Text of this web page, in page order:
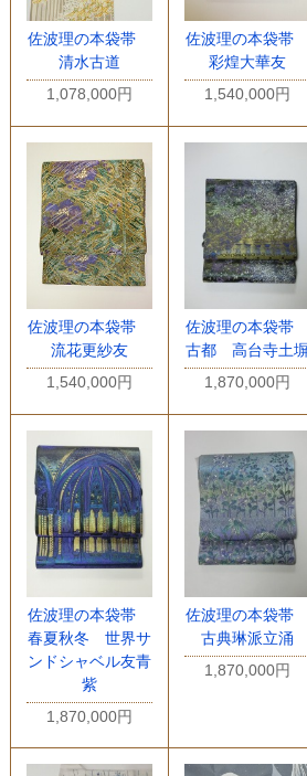
佐波理の本袋帯
清水古道
1,078,000円
佐波理の本袋帯
彩煌大華友
1,540,000円
佐波理の本袋帯
流花更紗友
1,540,000円
佐波理の本袋帯
古都 高台寺土
1,870,000円
佐波理の本袋帯
春夏秋冬 世界サ
ンドシャベル友青
紫
1,870,000円
佐波理の本袋帯
古典琳派立涌
1,870,000円